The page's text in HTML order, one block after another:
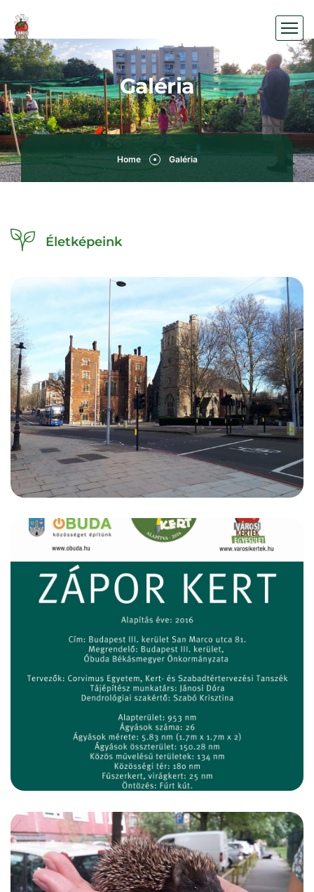
Galéria
Home Galéria
Életképeink